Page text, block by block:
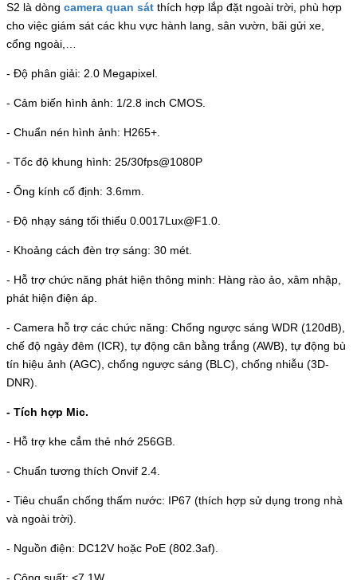
S2 là dòng camera quan sát thích hợp lắp đặt ngoài trời, phù hợp
cho việc giám sát các khu vực hành lang, sân vườn, bãi gửi xe,
cổng ngoài,…
- Độ phân giải: 2.0 Megapixel.
- Cảm biến hình ảnh: 1/2.8 inch CMOS.
- Chuẩn nén hình ảnh: H265+.
- Tốc độ khung hình: 25/30fps@1080P
- Ống kính cố định: 3.6mm.
- Độ nhạy sáng tối thiểu 0.0017Lux@F1.0.
- Khoảng cách đèn trợ sáng: 30 mét.
- Hỗ trợ chức năng phát hiện thông minh: Hàng rào ảo, xâm nhập,
phát hiện điện áp.
- Camera hỗ trợ các chức năng: Chống ngược sáng WDR (120dB),
chế độ ngày đêm (ICR), tự động cân bằng trắng (AWB), tự động bù
tín hiệu ảnh (AGC), chống ngược sáng (BLC), chống nhiễu (3D-
DNR).
- Tích hợp Mic.
- Hỗ trợ khe cắm thẻ nhớ 256GB.
- Chuẩn tương thích Onvif 2.4.
- Tiêu chuẩn chống thấm nước: IP67 (thích hợp sử dụng trong nhà
và ngoài trời).
- Nguồn điện: DC12V hoặc PoE (802.3af).
- Công suất: <7.1W.